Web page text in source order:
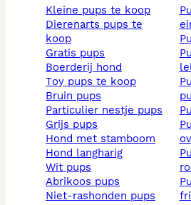
kleine pups te koop
dierenarts pups te
koop
gratis pups
boerderij hond
toy pups te koop
bruin pups
particulier nestje pups
grijs pups
hond met stamboom
hond langharig
wit pups
abrikoos pups
niet-rashonden pups
pups te koop in
pups te koop in
pups te koop in
pups te koop in
pups te koop in
pups te koop in